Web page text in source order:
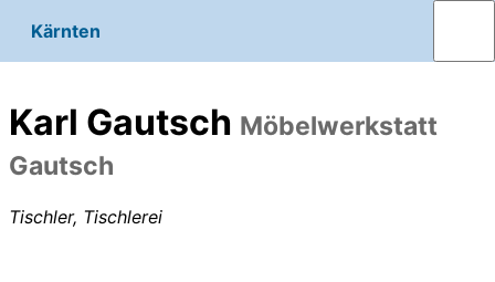
Kärnten
Karl Gautsch Möbelwerkstatt
Gautsch
Tischler, Tischlerei